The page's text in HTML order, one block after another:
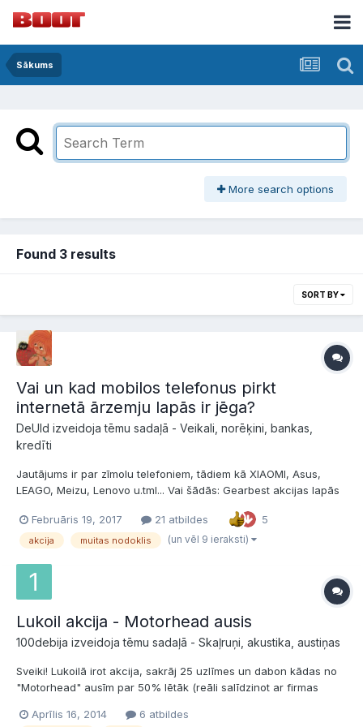
Sākums
More search options
Found 3 results
SORT BY
Vai un kad mobilos telefonus pirkt
internetā ārzemju lapās ir jēga?
DeUld izveidoja tēmu sadaļā - Veikali, norēķini, bankas,
kredīti
Jautājums ir par zīmolu telefoniem, tādiem kā XIAOMI, Asus,
LEAGO, Meizu, Lenovo u.tml... Vai šādās: Gearbest akcijas lapās
iegādāties? Vai muitas nodokli tāda pirkuma gadījumā ir
iespējams apiet, ja pārdevējs norāda, ka tā ir dāva...
Februāris 19, 2017 21 atbildes 5
akcija muitas nodoklis (un vēl 9 ieraksti)
Lukoil akcija - Motorhead ausis
100debija izveidoja tēmu sadaļā - Skaļruņi, akustika, austiņas
Sveiki! Lukoilā irot akcija, sakrāj 25 uzlīmes un dabon kādas no
"Motorhead" ausīm par 50% lētāk (reāli salīdzinot ar firmas
http://shop.motorheadphones.com/uk/p_motorhead_product.asp
Aprīlis 16, 2014 6 atbildes